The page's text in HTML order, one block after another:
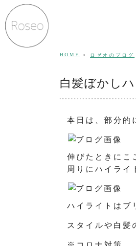
HOME ロゼオのブログ
白髪ぼかし
本日は、部分的
伸びたときにこ
周りにハイライ
ハイライトはブ
スタイルや白髪